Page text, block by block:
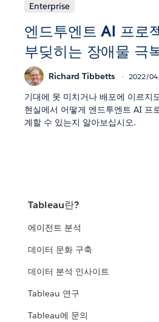
Enterprise
엔드투엔트 AI 프로
부딪히는 장애물 극
Richard Tibbetts 2022/
기대에 못 미치거나 배포에 이르지
현실에서 어떻게 엔드투엔트 AI 프
계할 수 있는지 알아보십시오.
Tableau란?
에이전트 분석
데이터 문화 구축
데이터 분석 인사이트
Tableau 연구
Tableau에 문의